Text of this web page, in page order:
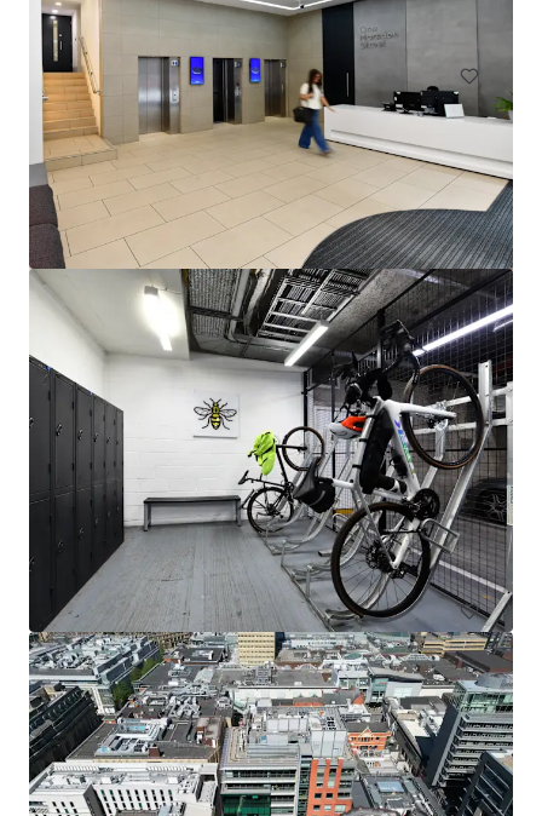
Oficina
143-149 Great Portland Street, W1
143-149 Great Portland Street, London, W1W 6QN, UK
1491 m²
Oficina